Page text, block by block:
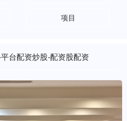
项目
台配资炒股-配资股配资